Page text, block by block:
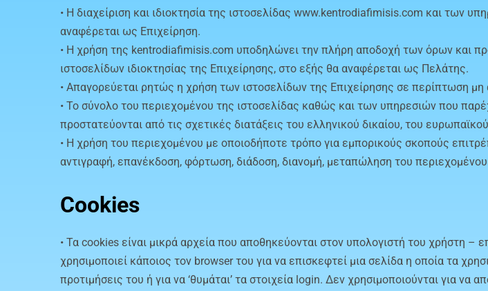
• Η διαχείριση και ιδιοκτησία της ιστοσελίδας www.kentrodiafimisis.com και
αναφέρεται ως Επιχείρηση.
• Η χρήση της kentrodiafimisis.com υποδηλώνει την πλήρη αποδοχή των όρων και
ιστοσελίδων ιδιοκτησίας της Επιχείρησης, στο εξής θα αναφέρεται ως Πελάτης.
• Απαγορεύεται ρητώς η χρήση των ιστοσελίδων της Επιχείρησης σε περίπτωση
• Το σύνολο του περιεχομένου της ιστοσελίδας καθώς και των υπηρεσιών που
προστατεύονται από τις σχετικές διατάξεις του ελληνικού δικαίου, του
• Η χρήση του περιεχομένου με οποιοδήποτε τρόπο για εμπορικούς σκοπούς
αντιγραφή, επανέκδοση, φόρτωση, διάδοση, διανομή, μεταπώληση του
Cookies
• Τα cookies είναι μικρά αρχεία που αποθηκεύονται στον υπολογιστή του χρήστη –
χρησιμοποιεί κάποιος τον browser του για να επισκεφτεί μια σελίδα η οποία τα
προτιμήσεις του ή για να ‘θυμάται’ τα στοιχεία login. Δεν χρησιμοποιούνται για